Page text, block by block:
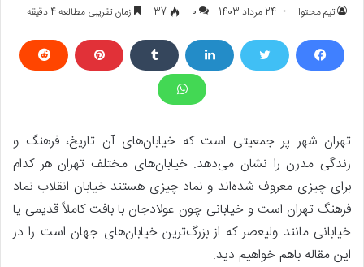
تیم محتوا 24 مرداد 1403 0
37 زمان تقریبی مطالعه 4 دقیقه
تهران شهر پر جمعیتی است که خیابان‌های آن تاریخ، فرهنگ و
زندگی مدرن را نشان می‌دهد. خیابان‌های مختلف تهران هر کدام
برای چیزی معروف شده‌اند و نماد چیزی هستند خیابان انقلاب نماد
فرهنگ تهران است و خیابانی چون عولادجان با بافت کاملاً قدیمی یا
خیابانی مانند ولیعصر که از بزرگ‌ترین خیابان‌های جهان است را در
این مقاله باهم خواهیم دید.